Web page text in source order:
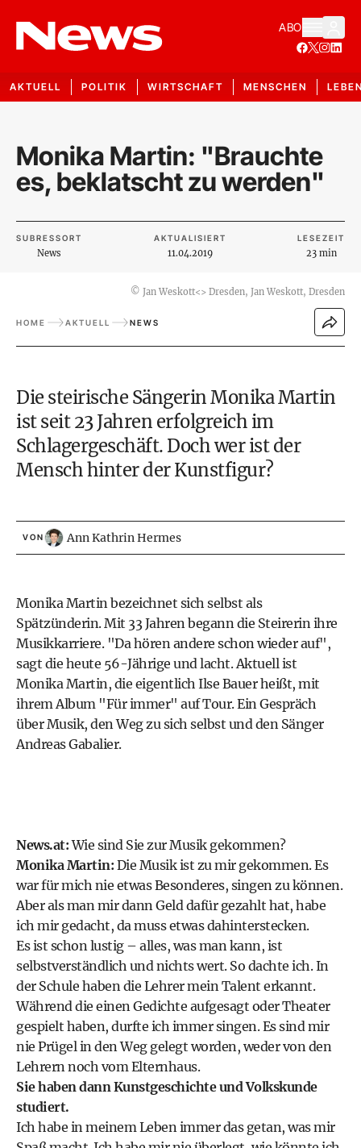
ABO
AKTUELL POLITIK WIRTSCHAFT MENSCHEN
Monika Martin: "Brauchte
es, beklatscht zu werden"
SUBRESSORT
News
AKTUALISIERT
11.04.2019
LESEZEIT
23 min
© Jan Weskott<> Dresden, Jan Weskott, Dresden
HOME AKTUELL NEWS
Die steirische Sängerin Monika Martin
ist seit 23 Jahren erfolgreich im
Schlagergeschäft. Doch wer ist der
Mensch hinter der Kunstfigur?
VON Ann Kathrin Hermes
Monika Martin bezeichnet sich selbst als
Spätzünderin. Mit 33 Jahren begann die Steirerin ihre
Musikkarriere. "Da hören andere schon wieder auf",
sagt die heute 56-Jährige und lacht. Aktuell ist
Monika Martin, die eigentlich Ilse Bauer heißt, mit
ihrem Album "Für immer" auf Tour. Ein Gespräch
über Musik, den Weg zu sich selbst und den Sänger
Andreas Gabalier.
News.at:Wie sind Sie zur Musik gekommen?
Monika Martin: Die Musik ist zu mir gekommen. Es
war für mich nie etwas Besonderes, singen zu können.
Aber als man mir dann Geld dafür gezahlt hat, habe
ich mir gedacht, da muss etwas dahinterstecken.
Es ist schon lustig – alles, was man kann, ist
selbstverständlich und nichts wert. So dachte ich. In
der Schule haben die Lehrer mein Talent erkannt.
Während die einen Gedichte aufgesagt oder Theater
gespielt haben, durfte ich immer singen. Es sind mir
nie Prügel in den Weg gelegt worden, weder von den
Lehrern noch vom Elternhaus.
Sie haben dann Kunstgeschichte und Volkskunde
studiert.
Ich habe in meinem Leben immer das getan, was mir